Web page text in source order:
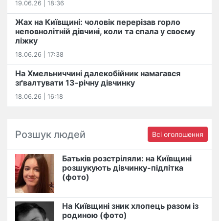
19.06.26 | 18:36
Жах на Київщині: чоловік перерізав горло
неповнолітній дівчині, коли та спала у своєму
ліжку
18.06.26 | 17:38
На Хмельниччині далекобійник намагався
зґвалтувати 13-річну дівчинку
18.06.26 | 16:18
Розшук людей Всі оголошення
Батьків розстріляли: на Київщині
розшукують дівчинку-підлітка
(фото)
На Київщині зник хлопець разом із
родиною (фото)